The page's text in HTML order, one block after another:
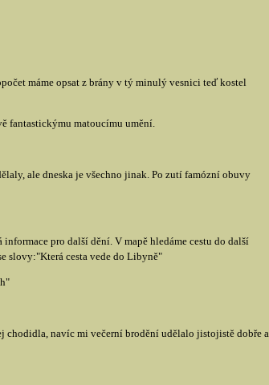
máme opsat z brány v tý minulý vesnici teď kostel
fantastickýmu matoucímu umění.
ale dneska je všechno jinak. Po zutí famózní obuvy
pro další dění. V mapě hledáme cestu do další
slovy:"Která cesta vede do Libyně"
chodidla, navíc mi večerní brodění udělalo jistojistě dobře a